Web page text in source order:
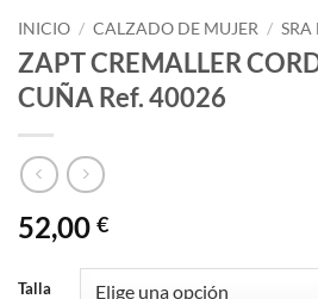
INICIO / CALZADO DE MUJER /
ZAPT CREMALLER
CUÑA Ref. 40026
52,00 €
Talla